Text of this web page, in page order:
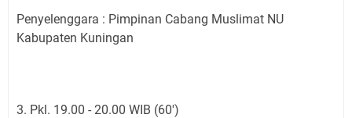
Penyelenggara : Pimpinan Cabang Muslimat NU
Kabupaten Kuningan
3. Pkl. 19.00 - 20.00 WIB (60')